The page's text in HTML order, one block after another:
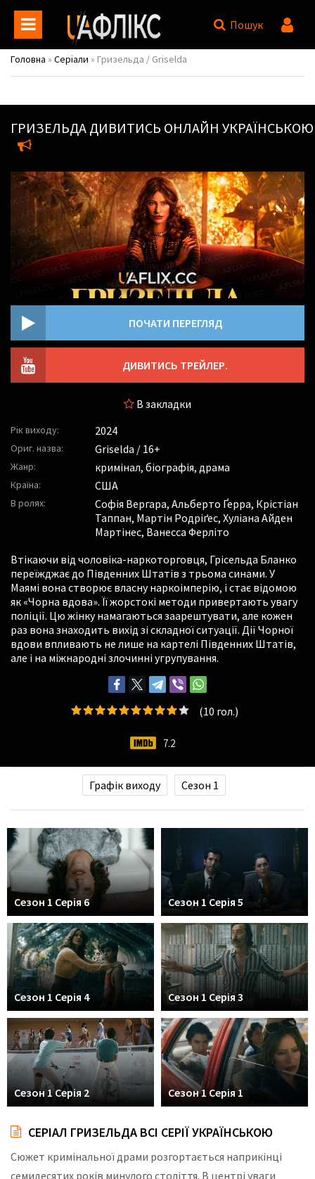
Пошук
Головна » Серіали » Гризельда / Griselda
ГРИЗЕЛЬДА ДИВИТИСЬ ОНЛАЙН УКРАЇНСЬКОЮ
ПОЧАТИ ПЕРЕГЛЯД
ДИВИТИСЬ ТРЕЙЛЕР.
В закладки
Рік виходу: 2024
Ориг. назва: Griselda / 16+
Жанр: кримінал, біографія, драма
Країна: США
В ролях: Софія Вергара, Альберто Ґерра, Крістіан
Таппан, Мартін Родріґес, Хуліана Айден
Мартінес, Ванесса Ферліто
Втікаючи від чоловіка-наркоторговця, Грісельда Бланко
переїжджає до Південних Штатів з трьома синами. У
Маямі вона створює власну наркоімперію, і стає відомою
як «Чорна вдова». Її жорстокі методи привертають увагу
поліції. Цю жінку намагаються заарештувати, але кожен
раз вона знаходить вихід зі складної ситуації. Дії Чорної
вдови впливають не лише на картелі Південних Штатів,
але і на міжнародні злочинні угрупування.
(10 гол.)
7.2
Графік виходу Сезон 1
Сезон 1 Серія 6 Сезон 1 Серія 5
Сезон 1 Серія 4 Сезон 1 Серія 3
Сезон 1 Серія 2 Сезон 1 Серія 1
СЕРІАЛ ГРИЗЕЛЬДА ВСІ СЕРІЇ УКРАЇНСЬКОЮ
Сюжет кримінальної драми розгортається наприкінці
семидесятих років минулого століття. В центрі уваги